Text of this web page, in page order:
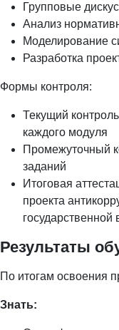
Групповые
Анализ
Моделирование
Разработка
Формы контроля:
Текущий
каждого модуля
Промежуточный
заданий
Итоговая
проекта
Результаты
По итогам освоения
Знать: